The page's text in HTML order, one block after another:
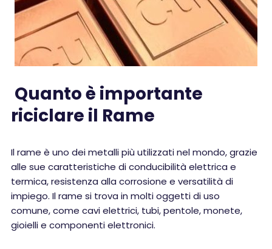
Quanto è importante
riciclare il Rame
Il rame è uno dei metalli più utilizzati nel mondo, grazie
alle sue caratteristiche di conducibilità elettrica e
termica, resistenza alla corrosione e versatilità di
impiego. Il rame si trova in molti oggetti di uso
comune, come cavi elettrici, tubi, pentole, monete,
gioielli e componenti elettronici.